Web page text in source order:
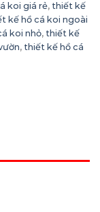
koi giá rẻ, thiết kế
kế hồ cá koi ngoài
koi nhỏ, thiết kế
, thiết kế hồ cá